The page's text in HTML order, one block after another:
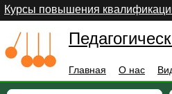
Курсы повышения
Главная О нас